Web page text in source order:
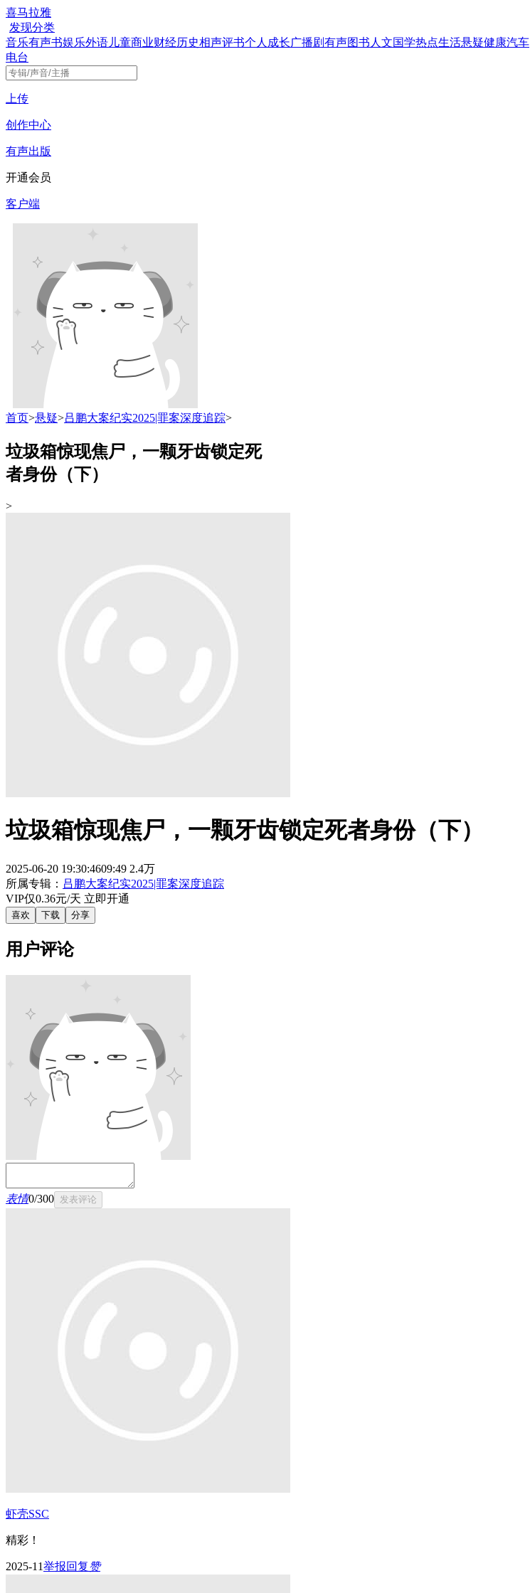
喜马拉雅
发现分类
音乐有声书娱乐外语 儿童商业财经历史相声评书个人成长广播剧有声图书 人文国学热点生活悬疑健康汽车
电台
上传
创作中心
有声出版
开通会员
客户端
首页>悬疑>吕鹏大案纪实2025|罪案深度追踪>
垃圾箱惊现焦尸，一颗牙齿锁定死
者身份（下）
>
垃圾箱惊现焦尸，一颗牙齿锁定死者身份（下）
2025-06-20 19:30:4609:49 2.4万
所属专辑： 吕鹏大案纪实2025|罪案深度追踪
VIP仅0.36元/天 立即开通
喜欢 下载 分享
用户评论
表情0/300 发表评论
虾壳SSC
精彩！
2025-11举报回复赞